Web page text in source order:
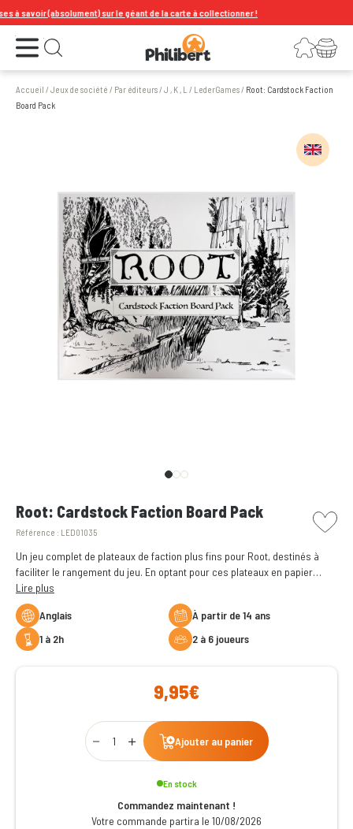
savoir (absolument) sur le géant de la carte à collectionner !
Ouvrir le menu Ouvrir la recherche Connexion
Votre panier
Accueil /Jeux de société / Par éditeurs/J , K , L / LederGames/ Root: Cardstock Faction
Board Pack
Root: Cardstock Faction Board Pack
Référence : LED01035
picto
Un jeu complet de plateaux de faction plus fins pour Root, destinés à
faciliter le rangement du jeu. En optant pour ces plateaux en papier
cartonné, vous gagnerez 15 mm, soit l'épaisseur d'un plateau de jeu.
Lire plus
Anglais
à partir de 14 ans
1 à 2h
2 à 6 joueurs
9,95€
Qty
Ajouter au panier
En stock
Commandez maintenant !
Votre commande partira le 10/08/2026